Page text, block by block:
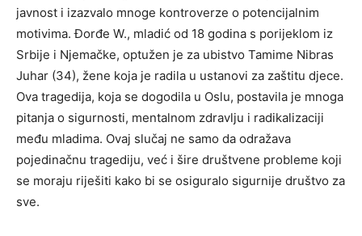
javnost i izazvalo mnoge kontroverze o potencijalnim
motivima. Đorđe W., mladić od 18 godina s porijeklom iz
Srbije i Njemačke, optužen je za ubistvo Tamime Nibras
Juhar (34), žene koja je radila u ustanovi za zaštitu djece.
Ova tragedija, koja se dogodila u Oslu, postavila je mnoga
pitanja o sigurnosti, mentalnom zdravlju i radikalizaciji
među mladima. Ovaj slučaj ne samo da odražava
pojedinačnu tragediju, već i šire društvene probleme koji
se moraju riješiti kako bi se osiguralo sigurnije društvo za
sve.